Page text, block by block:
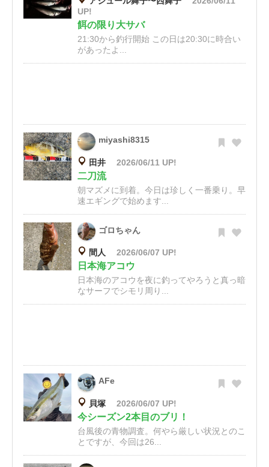
UP!
餌の限り大サバ
21:30から釣行開始 この日は20:30に時合い
があったよ...
miyashi8315
田井 2026/06/11 UP!
二刀流
朝マズメに到着。今日は珍しく一番乗り。早
速エギングで始めます...
ゴロちゃん
間人 2026/06/07 UP!
日本海アコウ
日本海のアコウを夜に釣ってやろうと真っ暗
なサーフでシモリ周り...
AFe
貝塚 2026/06/07 UP!
今シーズン2本目のブリ！
台風後の青物調査。何やら厳しい状況とのこ
とですが、今回は26...